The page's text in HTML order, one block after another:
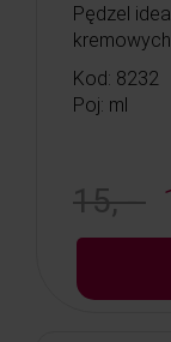
Pędzel
Kod: 8232
Poj: ml
15, -